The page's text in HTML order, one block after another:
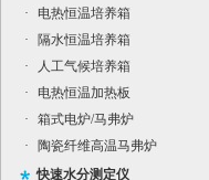
·
电热恒温培养箱
·
隔水恒温培养箱
·
人工气候培养箱
·
电热恒温加热板
·
箱式电炉/马弗炉
·
陶瓷纤维高温马弗炉
快速水分测定仪